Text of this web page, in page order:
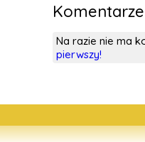
Komentarze
Na razie nie ma
pierwszy!